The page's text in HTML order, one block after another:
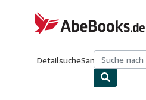
AbeBooks.de
DetailsucheSammlungen